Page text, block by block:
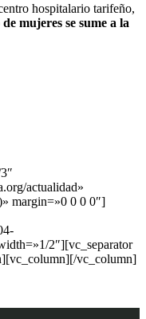
hospitalario tarifeño,
mujeres se sume a la
actualidad»
margin=»0 0 0 0″]
2″][vc_separator
vc_column]